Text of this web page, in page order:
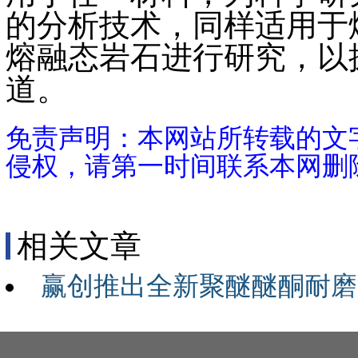
的分析技术，同样适用
熔融态岩石进行研究，以
道。
免责声明：本网站所转载的
侵权，请第一时间联系本网删
相关文章
赢创推出全新聚醚醚酮耐